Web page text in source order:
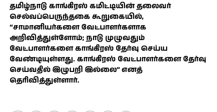
தமிழ்நாடு காங்கிரஸ் கமிட்டியின் தலைவர்
செல்வப்பெருந்தகை கூறுகையில்,
“சாமானியர்களை வேட்பாளர்களாக
அறிவித்துள்ளோம்; நாடு முழுவதும்
வேட்பாளர்களை காங்கிரஸ் தேர்வு செய்ய
வேண்டியுள்ளது. காங்கிரஸ் வேட்பாளர்களை தேர்வு
செய்வதில் இழுபறி இல்லை” எனத்
தெரிவித்துள்ளார்.